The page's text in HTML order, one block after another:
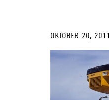
OKTOBER 20, 2011